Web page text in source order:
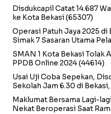
Disdukcapil Catat 14.687
ke Kota Bekasi(65307)
Operasi Patuh Jaya 2025 di
Simak 7 Sasaran Utama
SMAN 1 Kota Bekasi Tolak
PPDB Online 2024(44614)
Usai Uji Coba Sepekan,
Sekolah Jam 6.30 di
Maklumat Bersama Lagi-
Nekat Beroperasi Saat